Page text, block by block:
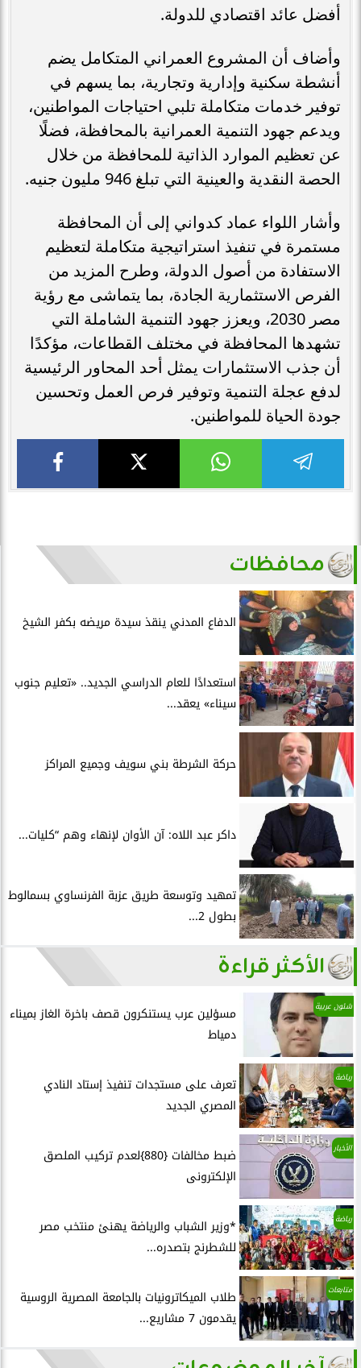
أفضل عائد اقتصادي للدولة.
وأضاف أن المشروع العمراني المتكامل يضم
أنشطة سكنية وإدارية وتجارية، بما يسهم في
توفير خدمات متكاملة تلبي احتياجات المواطنين،
ويدعم جهود التنمية العمرانية بالمحافظة، فضلًا
عن تعظيم الموارد الذاتية للمحافظة من خلال
الحصة النقدية والعينية التي تبلغ 946 مليون جنيه.
وأشار اللواء عماد كدواني إلى أن المحافظة
مستمرة في تنفيذ استراتيجية متكاملة لتعظيم
الاستفادة من أصول الدولة، وطرح المزيد من
الفرص الاستثمارية الجادة، بما يتماشى مع رؤية
مصر 2030، ويعزز جهود التنمية الشاملة التي
تشهدها المحافظة في مختلف القطاعات، مؤكدًا
أن جذب الاستثمارات يمثل أحد المحاور الرئيسية
لدفع عجلة التنمية وتوفير فرص العمل وتحسين
جودة الحياة للمواطنين.
محافظات
الدفاع المدني ينقذ سيدة مريضه بكفر الشيخ
استعدادًا للعام الدراسي الجديد.. «تعليم جنوب
سيناء» يعقد...
حركة الشرطة بني سويف وجميع المراكز
داكر عبد اللاه: آن الأوان لإنهاء وهم “كليات...
تمهيد وتوسعة طريق عزبة الفرنساوي بسمالوط
بطول 2...
الأكثر قراءة
شئون عربية
مسؤلين عرب يستنكرون قصف باخرة الغاز بميناء
دمياط
رياضة
تعرف على مستجدات تنفيذ إستاد النادي
المصري الجديد
الأخبار
ضبط مخالفات {880}لعدم تركيب الملصق
الإلكترونى
رياضة
*وزير الشباب والرياضة يهنئ منتخب مصر
للشطرنج بتصدره...
متابعات
طلاب الميكاترونيات بالجامعة المصرية الروسية
يقدمون 7 مشاريع...